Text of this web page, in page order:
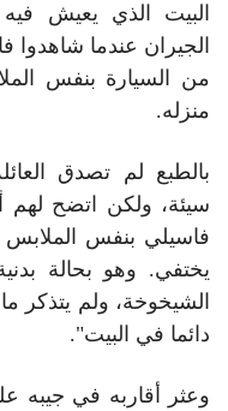
البيت الذي يعيش
من السيارة بنفس
منزله.
بالطبع لم تصدق
سيئة، ولكن اتضح
فاسيلي بنفس
يختفي. وهو بحالة
دائما في البيت".
وعثر أقاربه في جيبه